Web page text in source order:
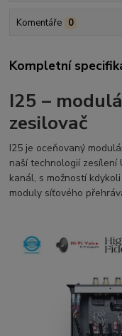
Komentáře 0
Kompletní
I25 –
zesilovač
I25 je oceňovaný
naší technologií zesílení
kanál, s možností
moduly síťového